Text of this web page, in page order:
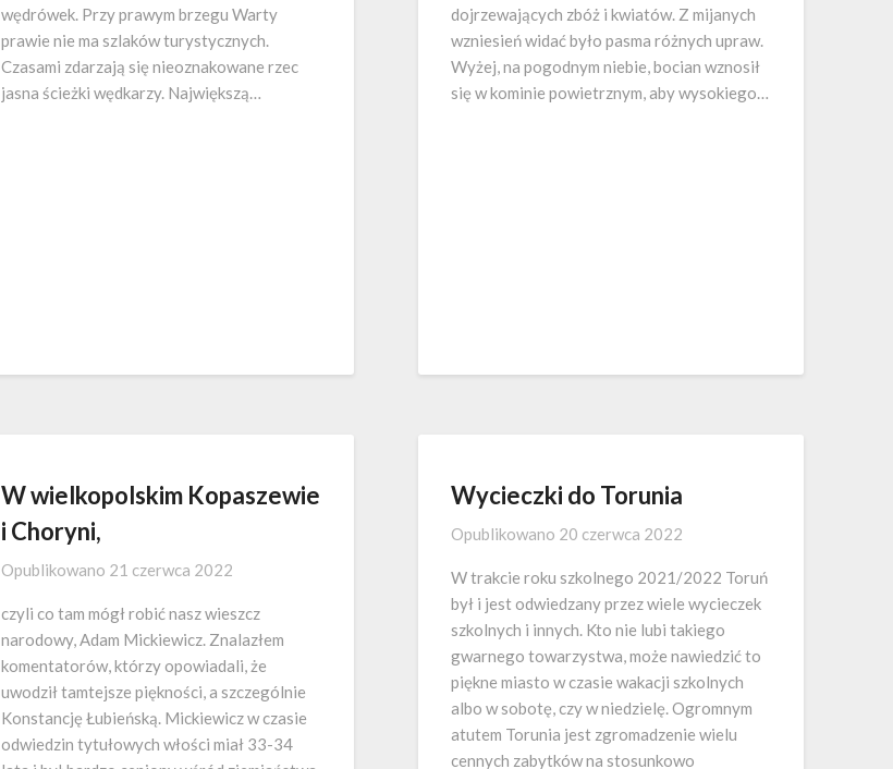
wędrówek. Przy prawym brzegu Warty
prawie nie ma szlaków turystycznych.
Czasami zdarzają się nieoznakowane rzec
jasna ścieżki wędkarzy. Największą…
dojrzewających zbóż i kwiatów. Z mijanych
wzniesień widać było pasma różnych upraw.
Wyżej, na pogodnym niebie, bocian wznosił
się w kominie powietrznym, aby wysokiego…
W wielkopolskim Kopaszewie
i Choryni,
Opublikowano 21 czerwca 2022
czyli co tam mógł robić nasz wieszcz
narodowy, Adam Mickiewicz. Znalazłem
komentatorów, którzy opowiadali, że
uwodził tamtejsze piękności, a szczególnie
Konstancję Łubieńską. Mickiewicz w czasie
odwiedzin tytułowych włości miał 33-34
Wycieczki do Torunia
Opublikowano 20 czerwca 2022
W trakcie roku szkolnego 2021/2022 Toruń
był i jest odwiedzany przez wiele wycieczek
szkolnych i innych. Kto nie lubi takiego
gwarnego towarzystwa, może nawiedzić to
piękne miasto w czasie wakacji szkolnych
albo w sobotę, czy w niedzielę. Ogromnym
atutem Torunia jest zgromadzenie wielu
cennych zabytków na stosunkowo